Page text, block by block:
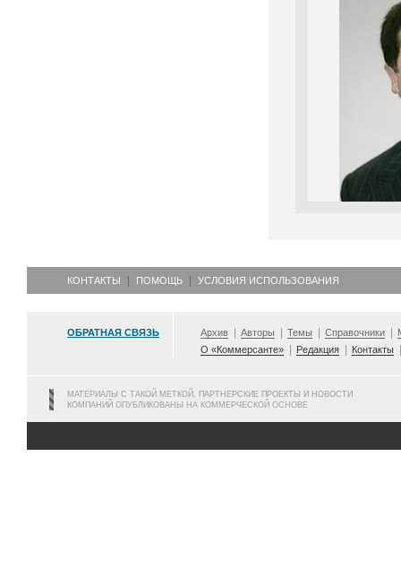
КОНТАКТЫ ПОМОЩЬ УСЛОВИЯ ИСПОЛЬЗОВАНИЯ
ОБРАТНАЯ СВЯЗЬ Архив Авторы Темы Справочники
О «Коммерсанте»
Редакция Контакты
МАТЕРИАЛЫ С ТАКОЙ МЕТКОЙ, ПАРТНЕРСКИЕ ПРОЕКТЫ И НОВОСТИ
КОМПАНИЙ ОПУБЛИКОВАНЫ НА КОММЕРЧЕСКОЙ ОСНОВЕ